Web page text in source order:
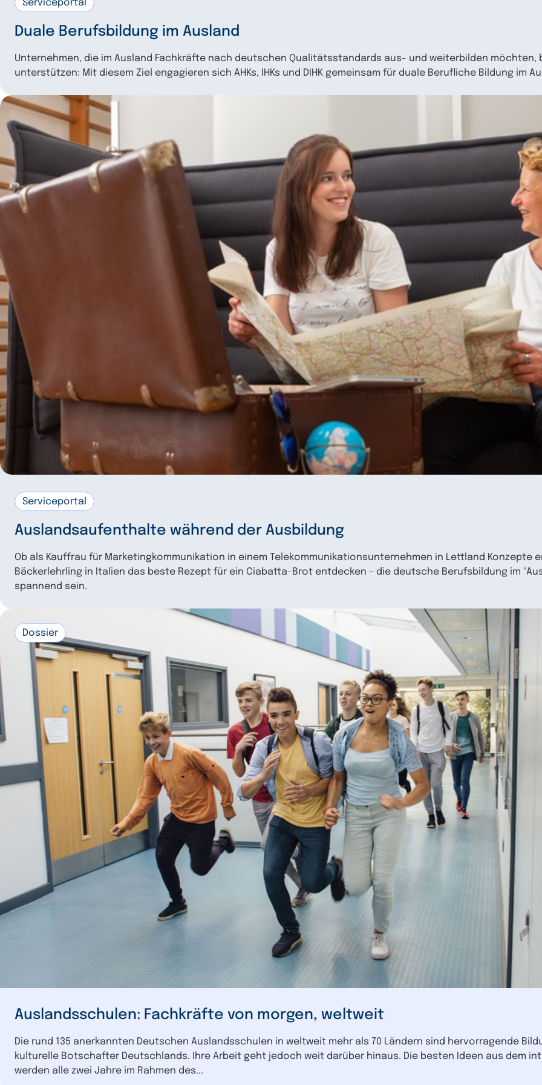
Serviceportal
Duale Berufsbildung im Ausland
Unternehmen, die im Ausland Fachkräfte nach deutschen Qualitätsstandards aus- und weiterbilden möchten,
unterstützen: Mit diesem Ziel engagieren sich AHKs, IHKs und DIHK gemeinsam für duale Berufliche Bildung im
Serviceportal
Auslandsaufenthalte während der Ausbildung
Ob als Kauffrau für Marketingkommunikation in einem Telekommunikationsunternehmen in Lettland Konzepte
Bäckerlehrling in Italien das beste Rezept für ein Ciabatta-Brot entdecken – die deutsche Berufsbildung im
spannend sein.
Dossier
Auslandsschulen: Fachkräfte von morgen, weltweit
Die rund 135 anerkannten Deutschen Auslandsschulen in weltweit mehr als 70 Ländern sind hervorragende
kulturelle Botschafter Deutschlands. Ihre Arbeit geht jedoch weit darüber hinaus. Die besten Ideen aus dem
werden alle zwei Jahre im Rahmen des...